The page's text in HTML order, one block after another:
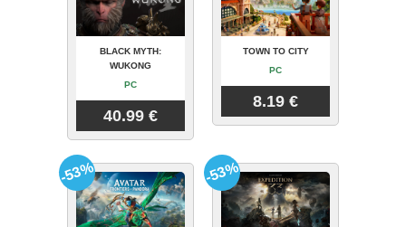
BLACK MYTH:
WUKONG
PC
40.99 €
TOWN TO CITY
PC
8.19 €
-53% -53%